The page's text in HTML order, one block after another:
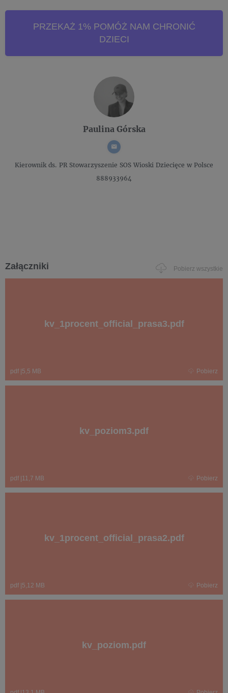
PRZEKAŻ 1% POMÓŻ NAM CHRONIĆ
DZIECI
Paulina Górska
Kierownik ds. PRStowarzyszenie SOS Wioski Dziecięce w Polsce
888933964
Załączniki Pobierz wszystkie
kv_1procent_official_prasa3.pdf
pdf 5,5 MB Pobierz
kv_poziom3.pdf
pdf 11,7 MB Pobierz
kv_1procent_official_prasa2.pdf
pdf 5,12 MB Pobierz
kv_poziom.pdf